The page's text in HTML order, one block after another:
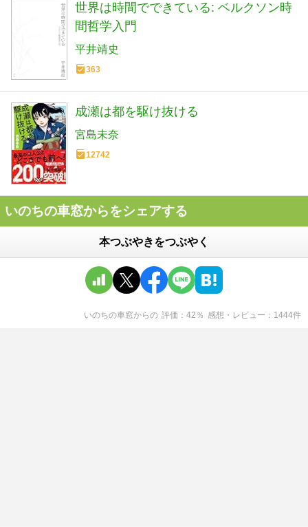
世界は時間でできている: ベルクソン時
間哲学入門
平井靖史
363
成瀬は都を駆け抜ける
宮島未奈
12742
いのちの車窓からをシェアする
本つぶやきをつぶやく
いのちの車窓からの 評価 42 ％ 感想・レビュー 1444件